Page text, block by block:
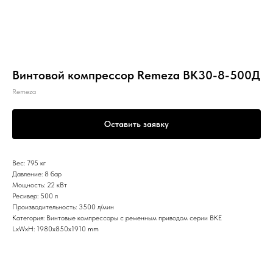
Винтовой компрессор Remeza ВК30-8-500Д
Remeza
Оставить заявку
Вес: 795 кг
Давление: 8 бар
Мощность: 22 кВт
Ресивер: 500 л
Производительность: 3500 л/мин
Категория: Винтовые компрессоры с ременным приводом серии ВКЕ
LxWxH: 1980x850x1910 mm